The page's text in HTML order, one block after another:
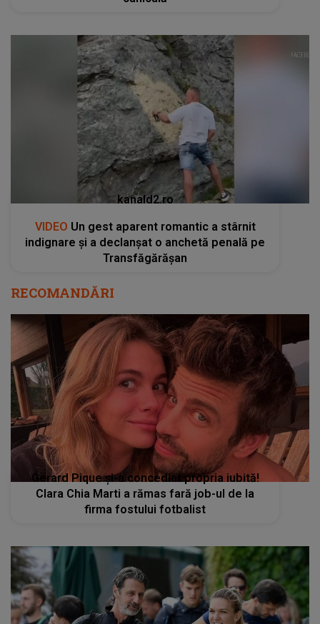
kanald2.ro
VIDEO Un gest aparent romantic a stârnit
indignare și a declanșat o anchetă penală pe
Transfăgărășan
RECOMANDĂRI
Gerard Pique și-a concediat propria iubită!
Clara Chia Marti a rămas fară job-ul de la
firma fostului fotbalist